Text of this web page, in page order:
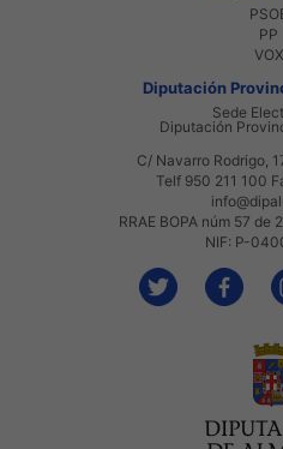
PP
VOX
Diputación
Sede
Diputación
C/ Navarro Rodrigo,
Telf 950 211 100
RRAE BOPA núm 57
NIF: P-